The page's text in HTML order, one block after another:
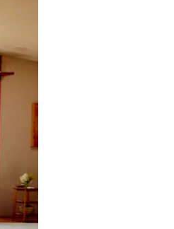
dotykových gest či